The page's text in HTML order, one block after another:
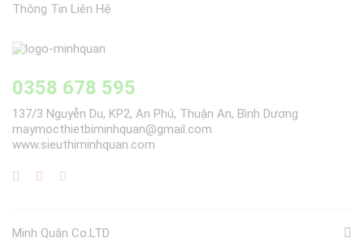
Thông Tin Liên Hệ
0358 678 595
137/3 Nguyễn Du, KP2, An Phú, Thuận An, Bình Dương
maymocthietbiminhquan@gmail.com
www.sieuthiminhquan.com
Minh Quân Co.LTD